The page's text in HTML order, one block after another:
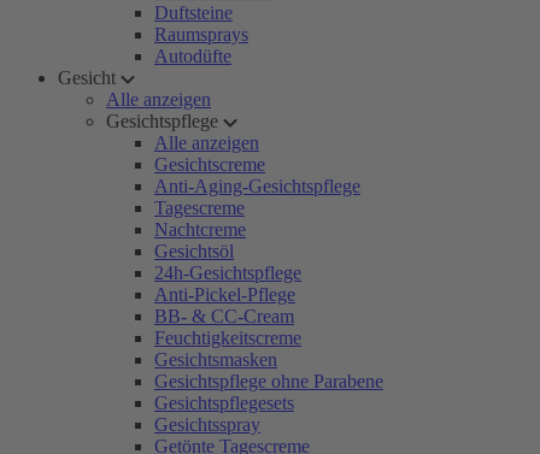
Duftsteine
Raumsprays
Autodüfte
Gesicht
Alle anzeigen
Gesichtspflege
Alle anzeigen
Gesichtscreme
Anti-Aging-Gesichtspflege
Tagescreme
Nachtcreme
Gesichtsöl
24h-Gesichtspflege
Anti-Pickel-Pflege
BB- & CC-Cream
Feuchtigkeitscreme
Gesichtsmasken
Gesichtspflege ohne Parabene
Gesichtspflegesets
Gesichtsspray
Getönte Tagescreme